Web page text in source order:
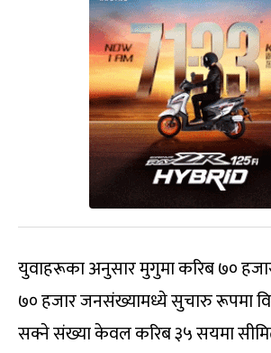
युवाहरूका अनुसार मुगुमा करिब ७०
७० हजार जनसंख्यामध्ये सुचारु रूपमा
सक्ने संख्या केवल करिब ३५ सयमा